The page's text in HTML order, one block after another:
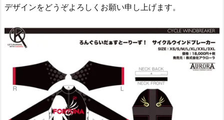
デザインをどうぞよろしくお願い申し上げます。